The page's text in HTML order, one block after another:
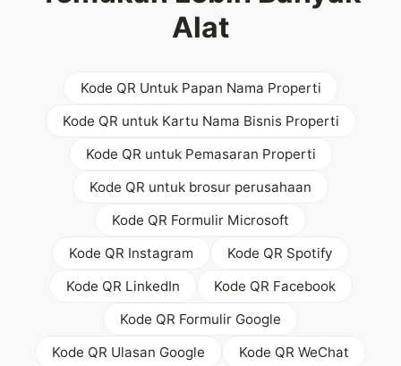
Alat
Kode QR Untuk Papan Nama Properti
Kode QR untuk Kartu Nama Bisnis Properti
Kode QR untuk Pemasaran Properti
Kode QR untuk brosur perusahaan
Kode QR Formulir Microsoft
Kode QR Instagram
Kode QR Spotify
Kode QR LinkedIn
Kode QR Facebook
Kode QR Formulir Google
Kode QR Ulasan Google
Kode QR WeChat